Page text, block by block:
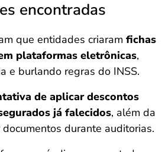
encontradas
que entidades criaram fichas
plataformas eletrônicas,
e burlando regras do INSS.
de aplicar descontos
já falecidos, além da
durante auditorias.